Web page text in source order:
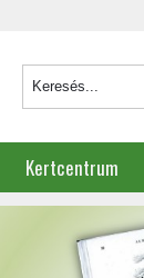
Kertcentrum